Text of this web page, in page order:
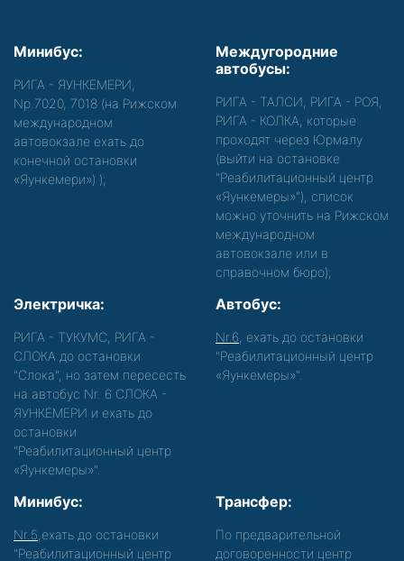
Минибус:
РИГА - ЯУНКЕМЕРИ,
Nр.7020, 7018 (на Рижском
международном
автовокзале ехать до
конечной остановки
«Яункемери») );
Междугородние
автобусы:
РИГА - ТАЛСИ, РИГА - РОЯ,
РИГА - КОЛКА, которые
проходят через Юрмалу
(выйти на остановке
"Реабилитационный центр
«Яункемеры»"), список
можно уточнить на Рижском
международном
автовокзале или в
справочном бюро);
Электричка:
РИГА - ТУКУМС, РИГА -
СЛОКА до остановки
"Слока", но затем пересесть
на автобус Nr. 6 СЛОКА -
ЯУНКЕМЕРИ и ехать до
остановки
"Реабилитационный центр
«Яункемеры»".
Автобус:
Nr.6 , ехать до остановки
"Реабилитационный центр
«Яункемеры»".
Минибус:
Nr.5 ,ехать до остановки
"Реабилитационный центр
Трансфер:
По предварительной
договоренности центр